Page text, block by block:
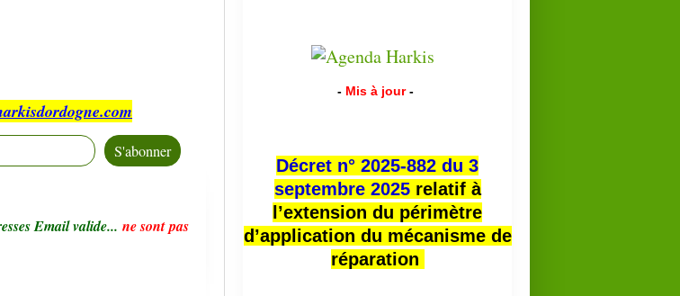
Email valide... ne sont pas
- Mis à jour -
Décret n° 2025-882 du 3
septembre 2025relatif à
l’extension du périmètre
d’application du mécanisme de
réparation